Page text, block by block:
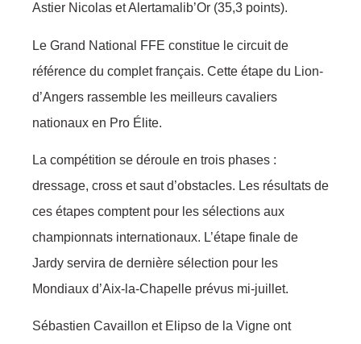
Astier Nicolas et Alertamalib’Or (35,3 points).
Le Grand National FFE constitue le circuit de
référence du complet français. Cette étape du Lion-
d’Angers rassemble les meilleurs cavaliers
nationaux en Pro Élite.
La compétition se déroule en trois phases :
dressage, cross et saut d’obstacles. Les résultats de
ces étapes comptent pour les sélections aux
championnats internationaux. L’étape finale de
Jardy servira de dernière sélection pour les
Mondiaux d’Aix-la-Chapelle prévus mi-juillet.
Sébastien Cavaillon et Elipso de la Vigne ont